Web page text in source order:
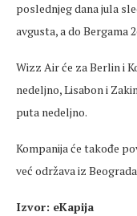
poslednjeg dana jula
avgusta, a do Bergama
Wizz Air će za Berlin i
nedeljno, Lisabon i
puta nedeljno.
Kompanija će takođe
već održava iz
Izvor: eKapija